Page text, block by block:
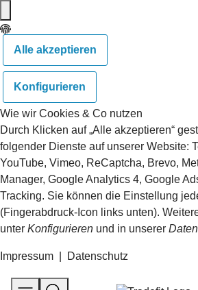
Alle akzeptieren
Konfigurieren
Wie wir Cookies & Co nutzen
Durch Klicken auf „Alle akzeptieren“
folgender Dienste auf unserer Website:
YouTube, Vimeo, ReCaptcha, Brevo,
Manager, Google Analytics 4, Google
Tracking. Sie können die Einstellung
(Fingerabdruck-Icon links unten).
unter Konfigurieren und in unserer
Impressum Datenschutz